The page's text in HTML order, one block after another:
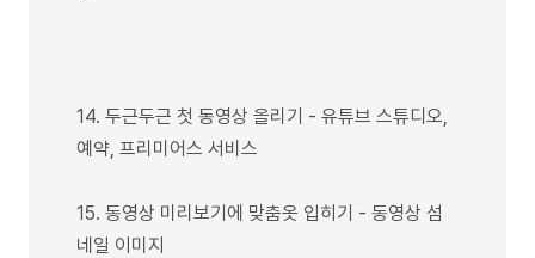
14. 두근두근 첫 동영상 올리기 - 유튜브 스튜디오,
예약, 프리미어스 서비스
15. 동영상 미리보기에 맞춤옷 입히기 - 동영상 섬
네일 이미지